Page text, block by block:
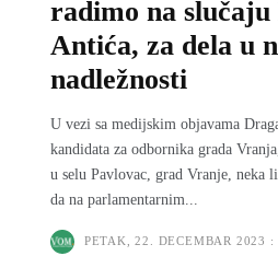
radimo na slučaju
Antića, za dela u
nadležnosti
U vezi sa medijskim objavama
kandidata za odbornika grada
u selu Pavlovac, grad Vranje, neka
da na parlamentarnim...
PETAK, 22. DECEMBAR 2023 :